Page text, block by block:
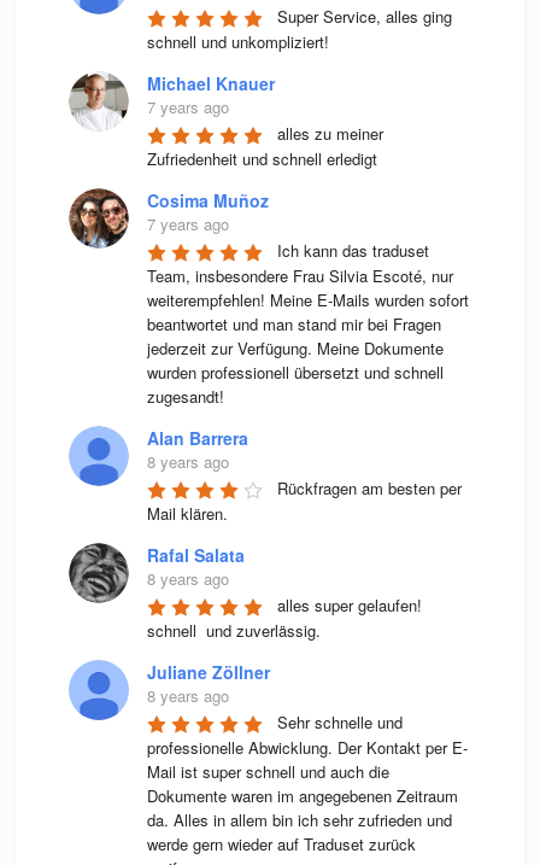
Super Service, alles ging
schnell und unkompliziert!
Michael Knauer
7 years ago
alles zu meiner
Zufriedenheit und schnell erledigt
Cosima Muñoz
7 years ago
Ich kann das traduset
Team, insbesondere Frau Silvia Escoté, nur
weiterempfehlen! Meine E-Mails wurden sofort
beantwortet und man stand mir bei Fragen
jederzeit zur Verfügung. Meine Dokumente
wurden professionell übersetzt und schnell
zugesandt!
Alan Barrera
8 years ago
Rückfragen am besten per
Mail klären.
Rafal Salata
8 years ago
alles super gelaufen!
schnell  und zuverlässig.
Juliane Zöllner
8 years ago
Sehr schnelle und
professionelle Abwicklung. Der Kontakt per E-
Mail ist super schnell und auch die
Dokumente waren im angegebenen Zeitraum
da. Alles in allem bin ich sehr zufrieden und
werde gern wieder auf Traduset zurück